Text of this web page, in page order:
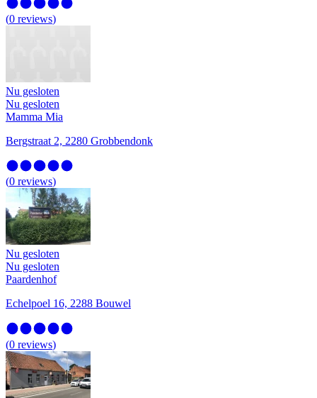
(0 reviews)
Nu gesloten
Nu gesloten
Mamma Mia
Bergstraat 2, 2280 Grobbendonk
(0 reviews)
Nu gesloten
Nu gesloten
Paardenhof
Echelpoel 16, 2288 Bouwel
(0 reviews)